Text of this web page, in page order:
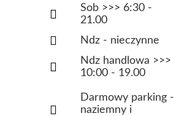
Sob >>> 6:30 -
21.00
Ndz - nieczynne
Ndz handlowa >>>
10:00 - 19.00
Darmowy parking -
naziemny i